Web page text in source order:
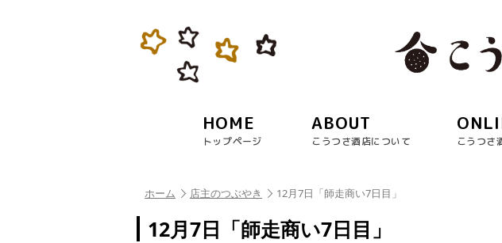
HOME
トップページ
ABOUT
こうつさ酒店について こうつさ
ホーム 店主のつぶやき 12月7日「師走商い7日目」
12月7日「師走商い7日目」